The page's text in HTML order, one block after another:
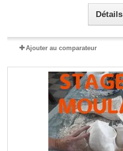
Détails
Ajouter au comparateur